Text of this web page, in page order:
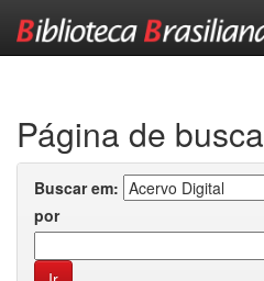
Página de busca
Buscar em:
por